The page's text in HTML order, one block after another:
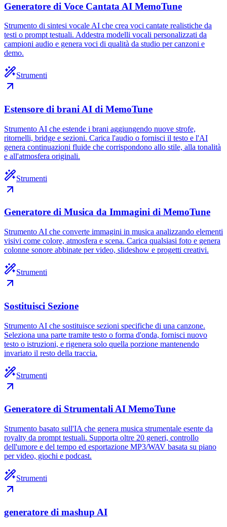
Generatore di Voce Cantata AI MemoTune
Strumento di sintesi vocale AI che crea voci cantate realistiche da
testi o prompt testuali. Addestra modelli vocali personalizzati da
campioni audio e genera voci di qualità da studio per canzoni e
demo.
Strumenti
Estensore di brani AI di MemoTune
Strumento AI che estende i brani aggiungendo nuove strofe,
ritornelli, bridge e sezioni. Carica l'audio o fornisci il testo e l'AI
genera continuazioni fluide che corrispondono allo stile, alla tonalità
e all'atmosfera originali.
Strumenti
Generatore di Musica da Immagini di MemoTune
Strumento AI che converte immagini in musica analizzando elementi
visivi come colore, atmosfera e scena. Carica qualsiasi foto e genera
colonne sonore abbinate per video, slideshow e progetti creativi.
Strumenti
Sostituisci Sezione
Strumento AI che sostituisce sezioni specifiche di una canzone.
Seleziona una parte tramite testo o forma d'onda, fornisci nuovo
testo o istruzioni, e rigenera solo quella porzione mantenendo
invariato il resto della traccia.
Strumenti
Generatore di Strumentali AI MemoTune
Strumento basato sull'IA che genera musica strumentale esente da
royalty da prompt testuali. Supporta oltre 20 generi, controllo
dell'umore e del tempo ed esportazione MP3/WAV basata su piano
per video, giochi e podcast.
Strumenti
generatore di mashup AI